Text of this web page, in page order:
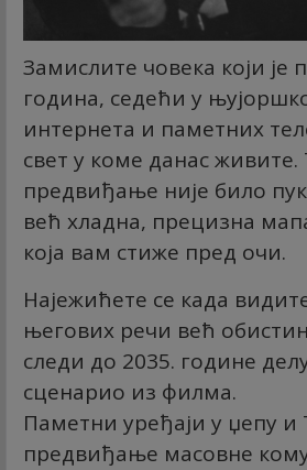
Замислите човека који је
година, седећи у
интернета и паметних
свет у коме данас живите.
предвиђање није било
већ хладна, прецизна
која вам стиже пред очи.
Најежићете се када
његових речи већ
следи до 2035. године
сценарио из филма.
Паметни уређаји у џепу и
предвиђање масовне